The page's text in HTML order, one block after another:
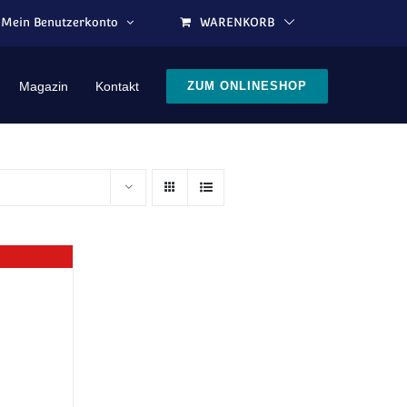
Mein Benutzerkonto WARENKORB
Magazin Kontakt ZUM ONLINESHOP